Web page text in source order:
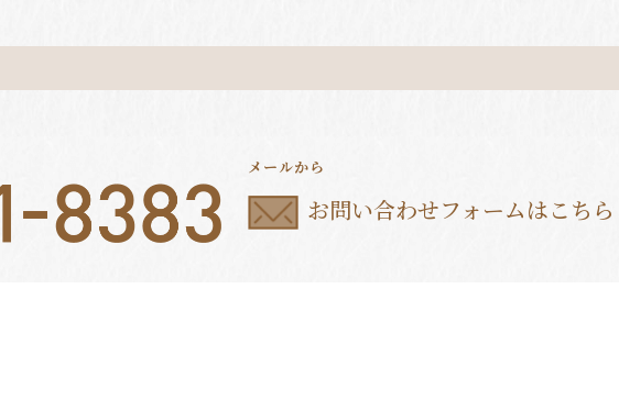
メールから
お問い合わせフォームはこちら